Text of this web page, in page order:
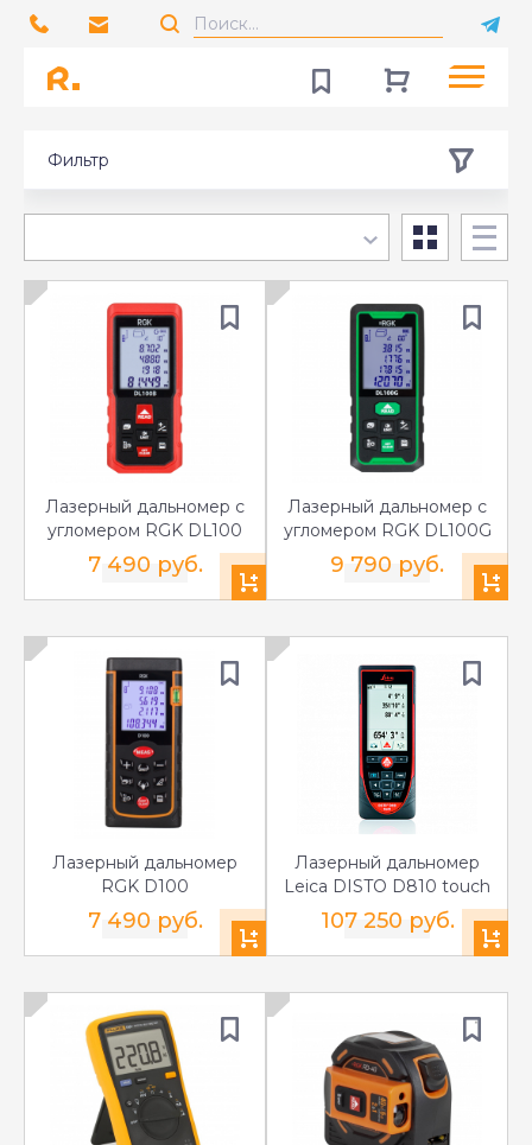
Фильтр
Лазерный дальномер с
угломером RGK DL100
7 490 руб.
Лазерный дальномер с
угломером RGK DL100G
9 790 руб.
Лазерный дальномер
RGK D100
7 490 руб.
Лазерный дальномер
Leica DISTO D810 touch
107 250 руб.